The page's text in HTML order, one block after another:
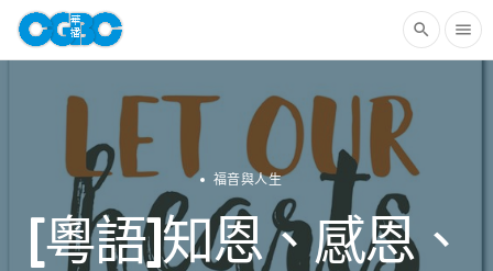
search menu
福音與人生
[粵語]知恩、感恩、